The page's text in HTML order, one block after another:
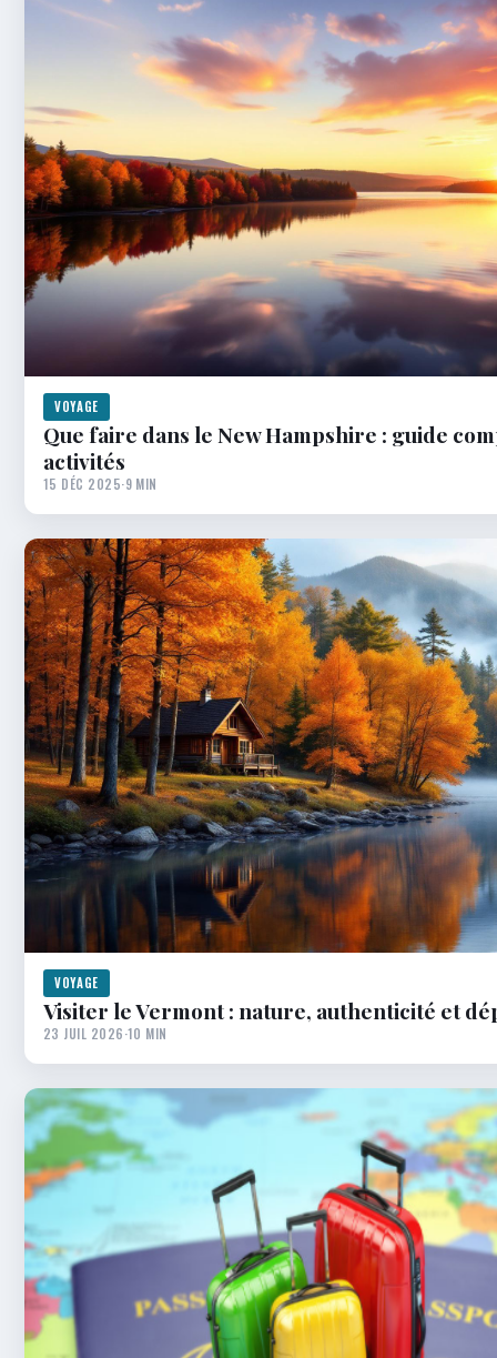
VOYAGE
Que faire dans le New Hampshire : guide
activités
15 DÉC 2025·9 MIN
VOYAGE
Visiter le Vermont : nature, authenticité et
23 JUIL 2026·10 MIN